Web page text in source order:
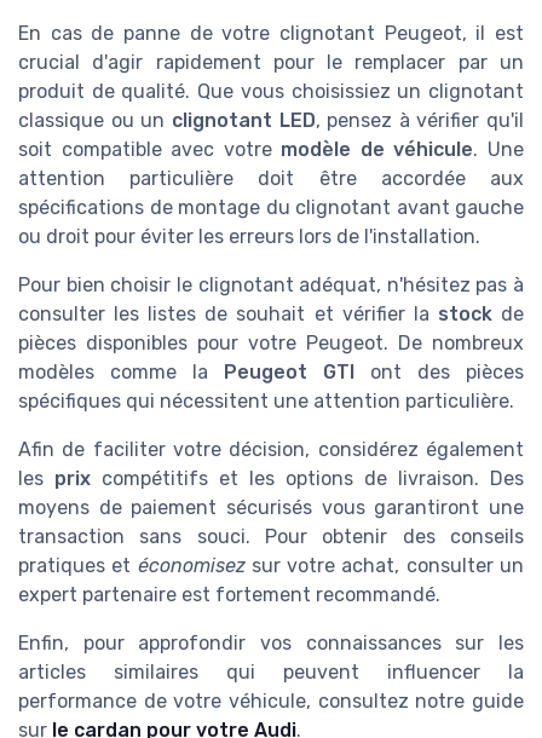
En cas de panne de votre clignotant Peugeot, il est
crucial d'agir rapidement pour le remplacer par un
produit de qualité. Que vous choisissiez un clignotant
classique ou un clignotant LED, pensez à vérifier qu'il
soit compatible avec votre modèle de véhicule. Une
attention particulière doit être accordée aux
spécifications de montage du clignotant avant gauche
ou droit pour éviter les erreurs lors de l'installation.
Pour bien choisir le clignotant adéquat, n'hésitez pas à
consulter les listes de souhait et vérifier la stockde
pièces disponibles pour votre Peugeot. De nombreux
modèles comme la
Peugeot GTI
ont des pièces
spécifiques qui nécessitent une attention particulière.
Afin de faciliter votre décision, considérez également
les prix compétitifs et les options de livraison. Des
moyens de paiement sécurisés vous garantiront une
transaction sans souci. Pour obtenir des conseils
pratiques et économisezsur votre achat, consulter un
expert partenaire est fortement recommandé.
Enfin, pour approfondir vos connaissances sur les
articles similaires qui peuvent influencer la
performance de votre véhicule, consultez notre guide
sur le cardan pour votre Audi.